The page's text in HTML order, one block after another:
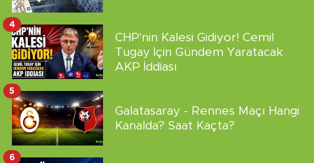
CHP'nin Kalesi Gidiyor! Cemil
Tugay İçin Gündem Yaratacak
AKP İddiası
4
Galatasaray - Rennes Maçı Hangi
Kanalda? Saat Kaçta?
5
6